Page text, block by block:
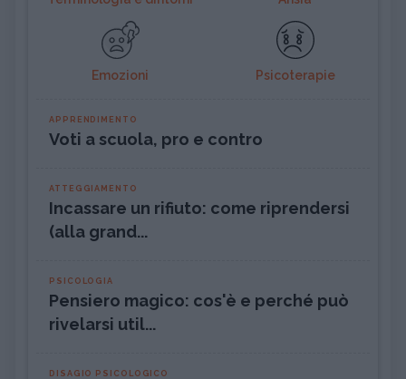
Emozioni Psicoterapie
APPRENDIMENTO
Voti a scuola, pro e contro
ATTEGGIAMENTO
Incassare un rifiuto: come riprendersi
(alla grand...
PSICOLOGIA
Pensiero magico: cos'è e perché può
rivelarsi util...
DISAGIO PSICOLOGICO